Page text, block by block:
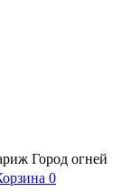
Город огней
0